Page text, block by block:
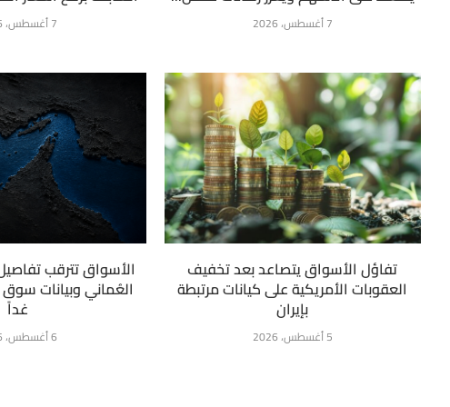
7 أغسطس، 2026 7 أغسطس، 2026
الأسواق تترقب
العُماني وبيانات
غداً
6 أغسطس، 2026
تفاؤل الأسواق يتصاعد بعد تخفيف
العقوبات الأمريكية على كيانات مرتبطة
بإيران
5 أغسطس، 2026